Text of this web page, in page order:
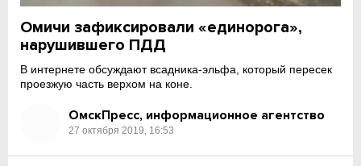
Омичи зафиксировали «единорога»,
нарушившего ПДД
В интернете обсуждают всадника-эльфа, который пересек
проезжую часть верхом на коне.
ОмскПресс, информационное агентство
27 октября 2019, 16:53